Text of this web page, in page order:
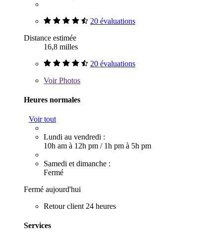
20 évaluations
Distance estimée
16,8 milles
20 évaluations
VoirPhotos
Heures normales
Voir tout
Lundi au vendredi :
10h am à 12h pm / 1h pm à 5h pm
Samedi et dimanche :
Fermé
Fermé aujourd'hui
Retour client 24 heures
Services